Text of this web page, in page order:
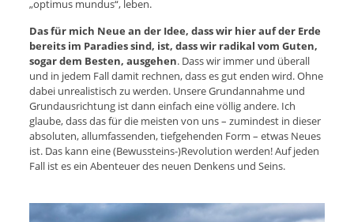
„optimus mundus“, leben.
Das für mich Neue an der Idee, dass wir hier auf der Erde
bereits im Paradies sind, ist, dass wir radikal vom Guten,
sogar dem Besten, ausgehen. Dass wir immer und überall
und in jedem Fall damit rechnen, dass es gut enden wird. Ohne
dabei unrealistisch zu werden. Unsere Grundannahme und
Grundausrichtung ist dann einfach eine völlig andere. Ich
glaube, dass das für die meisten von uns – zumindest in dieser
absoluten, allumfassenden, tiefgehenden Form – etwas Neues
ist. Das kann eine (Bewussteins-)Revolution werden! Auf jeden
Fall ist es ein Abenteuer des neuen Denkens und Seins.